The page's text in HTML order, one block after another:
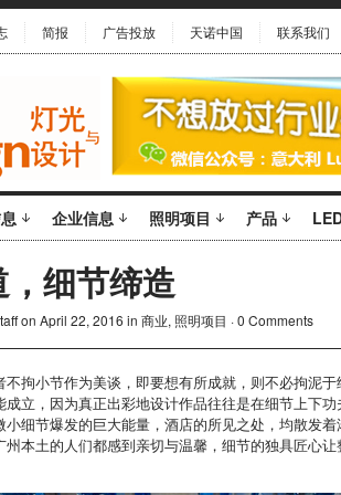
简报 广告投放 天诺中国 联系我们
企业信息 照明项目 产品
细节缔造
on April 22, 2016 in 商业, 照明项目 ·0 Comments
不拘小节作为美谈，即要想有所成就，则不必拘泥
成立，因为真正出彩地设计作品往往是在细节上下
小细节爆发的巨大能量，酒店的所见之处，均散发
州本土的人们都感到亲切与温馨，细节的独具匠心